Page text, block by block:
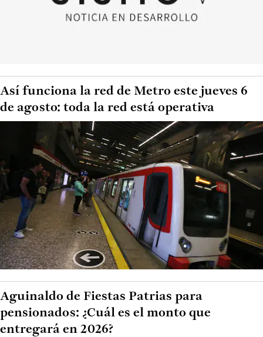
Así funciona la red de Metro este jueves 6
de agosto: toda la red está operativa
Aguinaldo de Fiestas Patrias para
pensionados: ¿Cuál es el monto que
entregará en 2026?